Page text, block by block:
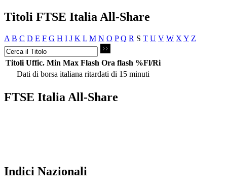
Titoli FTSE Italia All-Share
A B C D E F G H I J K L M N O P Q R S T U V W X Y Z
Titoli Uffic. Min Max Flash Ora flash %Fl/Ri
Dati di borsa italiana ritardati di 15 minuti
FTSE Italia All-Share
Indici Nazionali